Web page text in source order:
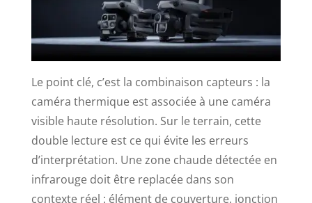
Le point clé, c’est la combinaison capteurs : la
caméra thermique est associée à une caméra
visible haute résolution. Sur le terrain, cette
double lecture est ce qui évite les erreurs
d’interprétation. Une zone chaude détectée en
infrarouge doit être replacée dans son
contexte réel : élément de couverture, jonction